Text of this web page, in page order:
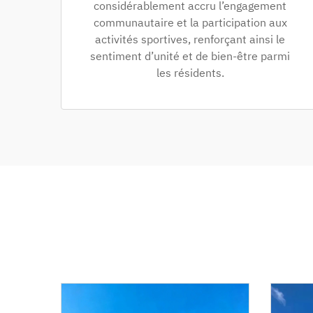
considérablement accru l’engagement
communautaire et la participation aux
activités sportives, renforçant ainsi le
sentiment d’unité et de bien-être parmi
les résidents.